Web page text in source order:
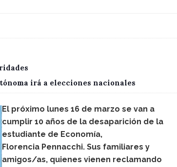
irá a elecciones nacionales
El próximo lunes 16 de marzo se van a
cumplir 10 años de la desaparición de la
estudiante de Economía,
Florencia Pennacchi. Sus familiares y
amigos/as, quienes vienen reclamando